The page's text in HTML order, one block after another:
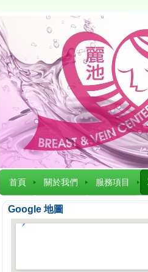
首頁 關於我們 服務項目
Google 地圖